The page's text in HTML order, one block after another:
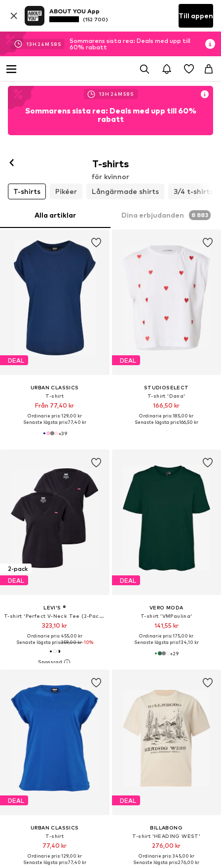
ABOUT YOU App
(152 700) Till appen
13H 24M 55 S
Sommarens sista rea: Deals med upp till
60% rabatt
13H 24M 55 S
Sommarens sista rea: Deals med upp till 60%
rabatt
T-shirts
för kvinnor
T-shirts
Pikéer Långärmade shirts 3/4 t-shirts
Alla artiklar Dina erbjudanden 8 883
DEAL
URBAN CLASSICS
T-shirt
Från 77,40 kr
Ordinarie pris: 129,00 kr
Senaste lägsta pris:77,40 kr
+39
DEAL
STUDIOSELECT
T-shirt 'Dana'
166,50 kr
Ordinarie pris: 185,00 kr
Senaste lägsta pris:166,50 kr
2-pack
DEAL
LEVI'S ®
T-shirt 'Perfect V-Neck Tee (2-Pack)'
323,10 kr
Ordinarie pris: 455,00 kr
Senaste lägsta pris:359,00 kr-10%
DEAL
VERO MODA
T-shirt 'VMPaulina'
141,55 kr
Ordinarie pris: 175,00 kr
Senaste lägsta pris:134,10 kr
+29
DEAL
URBAN CLASSICS
T-shirt
77,40 kr
Ordinarie pris: 129,00 kr
Senaste lägsta pris:77,40 kr
DEAL
BILLABONG
T-shirt 'HEADING WEST'
276,00 kr
Ordinarie pris: 345,00 kr
Senaste lägsta pris:276,00 kr